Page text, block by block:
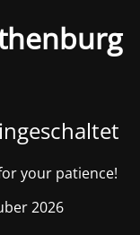
your patience!
2026